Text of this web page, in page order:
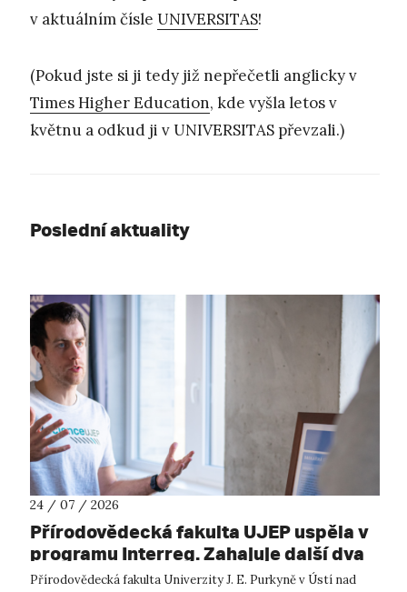
v aktuálním čísle UNIVERSITAS!
(Pokud jste si ji tedy již nepřečetli anglicky v
Times Higher Education, kde vyšla letos v
květnu a odkud ji v UNIVERSITAS převzali.)
Poslední aktuality
24 / 07 / 2026
Přírodovědecká fakulta UJEP uspěla v
programu Interreg. Zahajuje další dva
přeshraniční projekty se saskými
Přírodovědecká fakulta Univerzity J. E. Purkyně v Ústí nad